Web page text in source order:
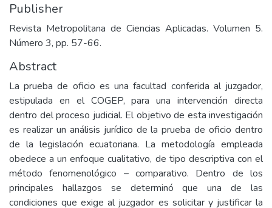
Publisher
Revista Metropolitana de Ciencias Aplicadas. Volumen 5.
Número 3, pp. 57-66.
Abstract
La prueba de oficio es una facultad conferida al juzgador,
estipulada en el COGEP, para una intervención directa
dentro del proceso judicial. El objetivo de esta investigación
es realizar un análisis jurídico de la prueba de oficio dentro
de la legislación ecuatoriana. La metodología empleada
obedece a un enfoque cualitativo, de tipo descriptiva con el
método fenomenológico – comparativo. Dentro de los
principales hallazgos se determinó que una de las
condiciones que exige al juzgador es solicitar y justificar la